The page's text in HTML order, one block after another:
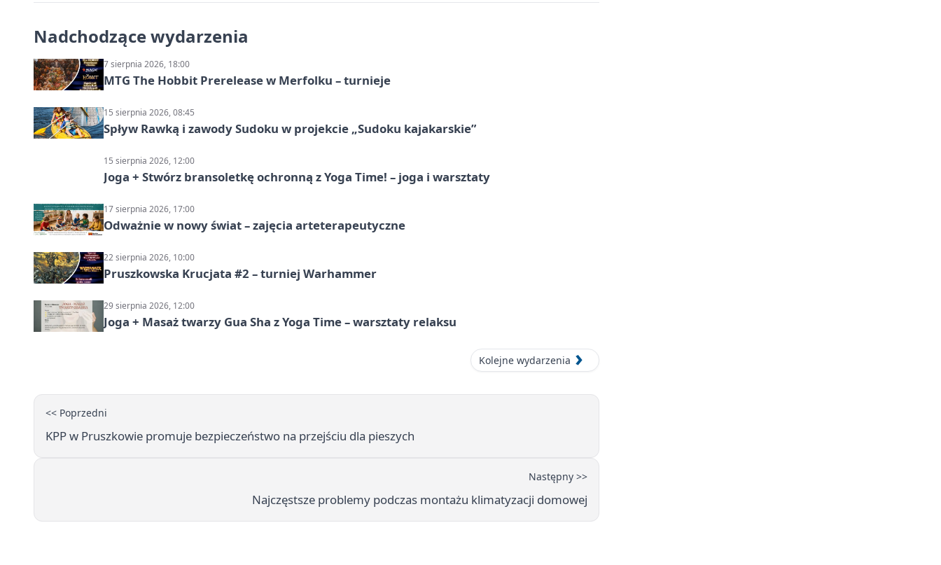
Nadchodzące wydarzenia
7 sierpnia 2026, 18:00
MTG The Hobbit Prerelease w Merfolku – turnieje
15 sierpnia 2026, 08:45
Spływ Rawką i zawody Sudoku w projekcie „Sudoku kajakarskie”
15 sierpnia 2026, 12:00
Joga + Stwórz bransoletkę ochronną z Yoga Time! – joga i warsztaty
17 sierpnia 2026, 17:00
Odważnie w nowy świat – zajęcia arteterapeutyczne
22 sierpnia 2026, 10:00
Pruszkowska Krucjata #2 – turniej Warhammer
29 sierpnia 2026, 12:00
Joga + Masaż twarzy Gua Sha z Yoga Time – warsztaty relaksu
Kolejne wydarzenia
<< Poprzedni
KPP w Pruszkowie promuje bezpieczeństwo na przejściu dla pieszych
Następny >>
Najczęstsze problemy podczas montażu klimatyzacji domowej